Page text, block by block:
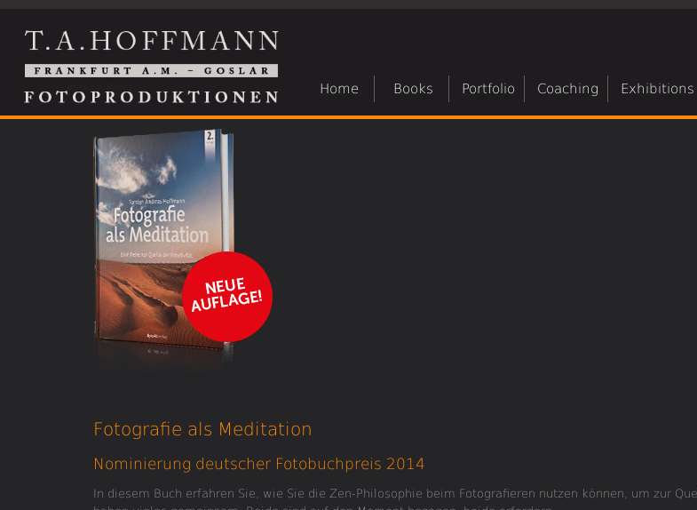
Home Books Portfolio Coaching Exhibitions
Fotografie als Meditation
Nominierung deutscher Fotobuchpreis 2014
In diesem Buch erfahren Sie, wie Sie die Zen-Philosophie beim Fotografieren nutzen können, um zur